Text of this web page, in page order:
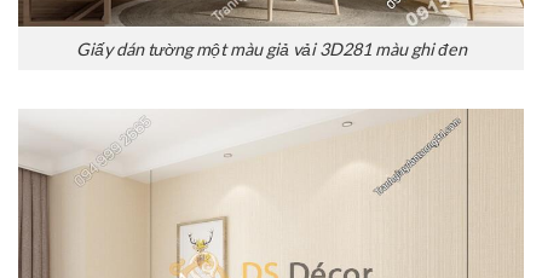
Giấy dán tường một màu giả vải 3D281 màu ghi đen